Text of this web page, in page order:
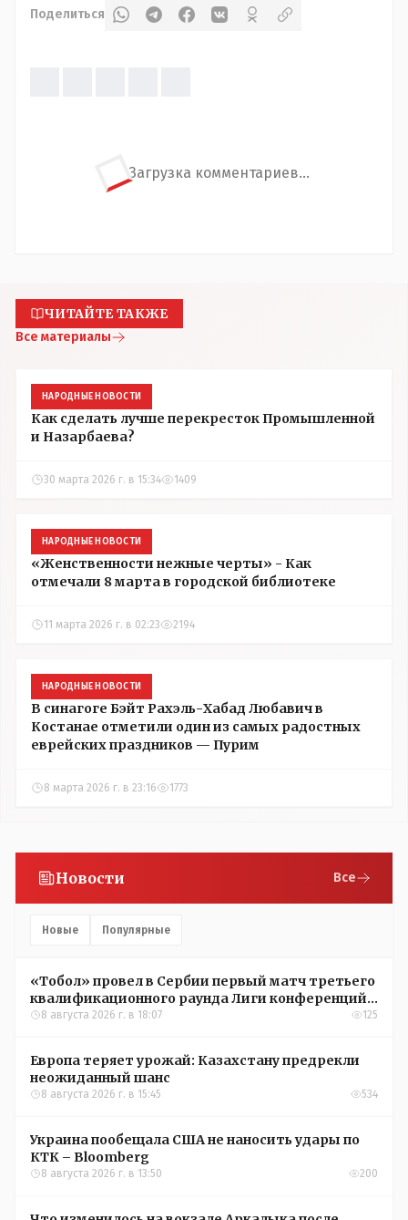
Поделиться
Загрузка комментариев...
ЧИТАЙТЕ ТАКЖЕ
Все материалы
НАРОДНЫЕ НОВОСТИ
Как сделать лучше перекресток Промышленной
и Назарбаева?
30 марта 2026 г. в 15:34 1409
НАРОДНЫЕ НОВОСТИ
«Женственности нежные черты» - Как
отмечали 8 марта в городской библиотеке
11 марта 2026 г. в 02:23 2194
НАРОДНЫЕ НОВОСТИ
В синагоге Бэйт Рахэль-Хабад Любавич в
Костанае отметили один из самых радостных
еврейских праздников — Пурим
8 марта 2026 г. в 23:16 1773
Новости Все
Новые Популярные
«Тобол» провел в Сербии первый матч третьего
квалификационного раунда Лиги конференций
УЕФА
8 августа 2026 г. в 18:07 125
Европа теряет урожай: Казахстану предрекли
неожиданный шанс
8 августа 2026 г. в 15:45 534
Украина пообещала США не наносить удары по
КТК – Bloomberg
8 августа 2026 г. в 13:50 200